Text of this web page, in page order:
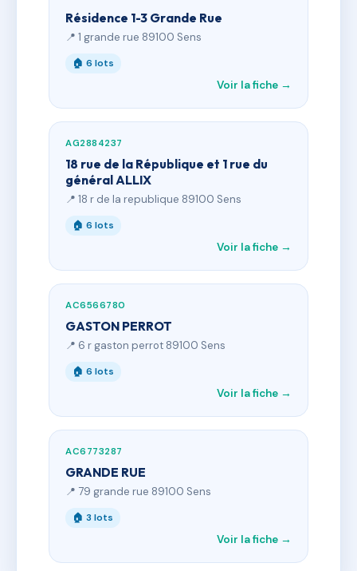
Résidence 1-3 Grande Rue
📍 1 grande rue 89100 Sens
🏠 6 lots
Voir la fiche →
AG2884237
18 rue de la République et 1 rue du
général ALLIX
📍 18 r de la republique 89100 Sens
🏠 6 lots
Voir la fiche →
AC6566780
GASTON PERROT
📍 6 r gaston perrot 89100 Sens
🏠 6 lots
Voir la fiche →
AC6773287
GRANDE RUE
📍 79 grande rue 89100 Sens
🏠 3 lots
Voir la fiche →